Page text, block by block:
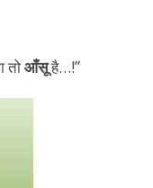
तोआँसूहै…!”